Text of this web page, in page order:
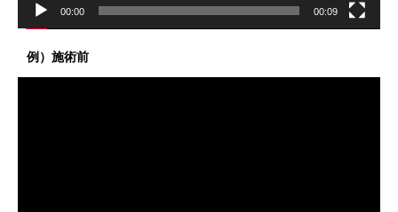
00:00 00:09
例）施術前